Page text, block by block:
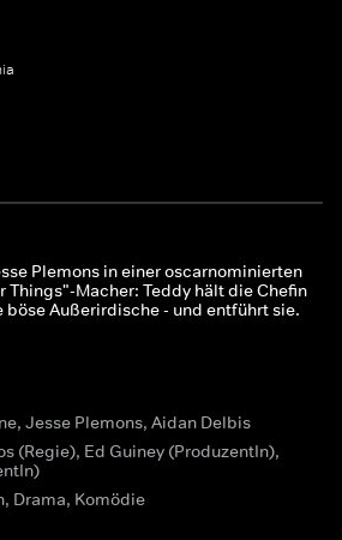
Plemons in einer oscarnominierten
Things"-Macher: Teddy hält die Chefin
böse Außerirdische - und entführt sie.
Jesse Plemons, Aidan Delbis
(Regie), Ed Guiney (ProduzentIn),
Drama, Komödie